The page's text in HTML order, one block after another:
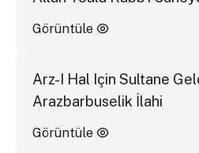
Görüntüle
Arz-I Hal Için Sultane
Arazbarbuselik İlahi
Görüntüle